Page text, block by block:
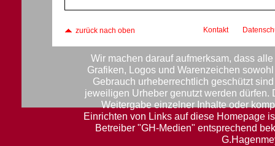
zurück nach oben Kontakt
Wir machen darauf aufmerksam, dass
Grafiken, Logos und Warenzeichen
Gebrauch urheberrechtlich geschützt
jeweiligen Urheber genutzt werden
Weitergabe einzelner Inhalte oder
Einrichten von Links auf diese Homepage
Betreiber "GH-Medien" entsprechend